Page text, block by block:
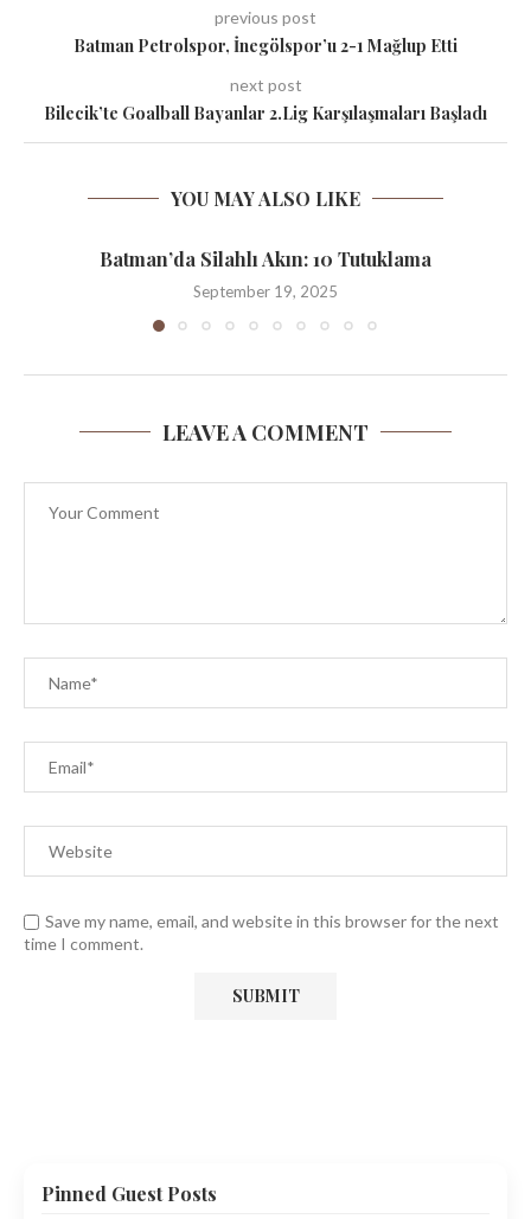
previous post
Batman Petrolspor, İnegölspor’u 2-1 Mağlup Etti
next post
Bilecik’te Goalball Bayanlar 2.Lig Karşılaşmaları Başladı
YOU MAY ALSO LIKE
Batman’da Silahlı Akın: 10 Tutuklama
September 19, 2025
LEAVE A COMMENT
Save my name, email, and website in this browser for the next
time I comment.
Pinned Guest Posts